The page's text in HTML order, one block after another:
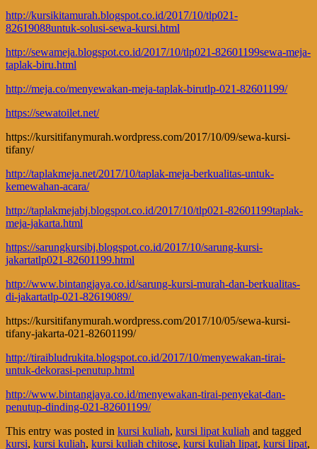
http://kursikitamurah.blogspot.co.id/2017/10/tlp021-
82619088untuk-solusi-sewa-kursi.html
http://sewameja.blogspot.co.id/2017/10/tlp021-82601199sewa-meja-
taplak-biru.html
http://meja.co/menyewakan-meja-taplak-birutlp-021-82601199/
https://sewatoilet.net/
https://kursitifanymurah.wordpress.com/2017/10/09/sewa-kursi-
tifany/
http://taplakmeja.net/2017/10/taplak-meja-berkualitas-untuk-
kemewahan-acara/
http://taplakmejabj.blogspot.co.id/2017/10/tlp021-82601199taplak-
meja-jakarta.html
https://sarungkursibj.blogspot.co.id/2017/10/sarung-kursi-
jakartatlp021-82601199.html
http://www.bintangjaya.co.id/sarung-kursi-murah-dan-berkualitas-
di-jakartatlp-021-82619089/
https://kursitifanymurah.wordpress.com/2017/10/05/sewa-kursi-
tifany-jakarta-021-82601199/
http://tiraibludrukita.blogspot.co.id/2017/10/menyewakan-tirai-
untuk-dekorasi-penutup.html
http://www.bintangjaya.co.id/menyewakan-tirai-penyekat-dan-
penutup-dinding-021-82601199/
This entry was posted in kursi kuliah, kursi lipat kuliah and tagged
kursi, kursi kuliah, kursi kuliah chitose, kursi kuliah lipat, kursi lipat,